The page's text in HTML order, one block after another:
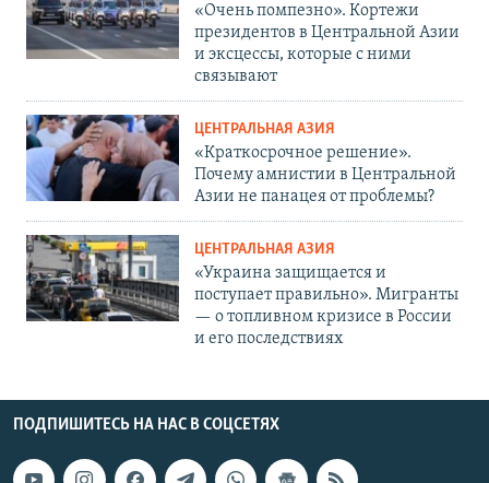
«Очень помпезно». Кортежи
президентов в Центральной Азии
и эксцессы, которые с ними
связывают
ЦЕНТРАЛЬНАЯ АЗИЯ
«Краткосрочное решение».
Почему амнистии в Центральной
Азии не панацея от проблемы?
ЦЕНТРАЛЬНАЯ АЗИЯ
«Украина защищается и
поступает правильно». Мигранты
— о топливном кризисе в России
и его последствиях
ПОДПИШИТЕСЬ НА НАС В СОЦСЕТЯХ